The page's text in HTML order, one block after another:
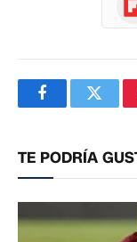
Facebook
TE PODRÍA